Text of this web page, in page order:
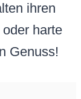
ihren
harte
Genuss!